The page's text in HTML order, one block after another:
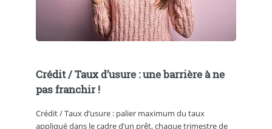
Crédit / Taux d’usure : une barrière à ne
pas franchir !
Crédit / Taux d’usure : palier maximum du taux
appliqué dans le cadre d’un prêt, chaque trimestre de